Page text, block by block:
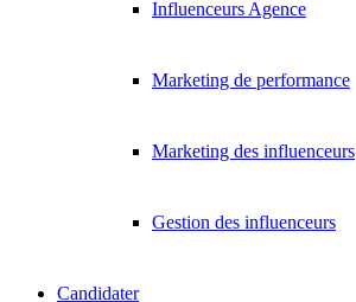
Influenceurs Agence
Marketing de performance
Marketing des influenceurs
Gestion des influenceurs
Candidater